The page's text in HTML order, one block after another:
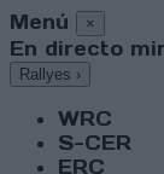
Menú ×
En directo
Rallyes ›
WRC
S-CER
ERC